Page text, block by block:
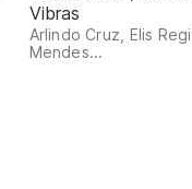
Vibras
Arlindo Cruz, Elis
Mendes...